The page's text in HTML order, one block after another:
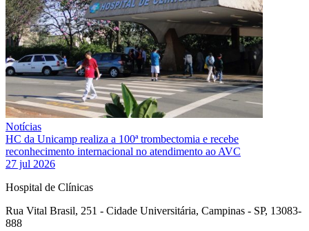
Notícias
HC da Unicamp realiza a 100ª trombectomia e recebe
reconhecimento internacional no atendimento ao AVC
27 jul 2026
Hospital de Clínicas
Rua Vital Brasil, 251 - Cidade Universitária, Campinas - SP, 13083-
888